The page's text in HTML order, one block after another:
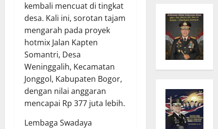
kembali mencuat di tingkat
desa. Kali ini, sorotan tajam
mengarah pada proyek
hotmix Jalan Kapten
Somantri, Desa
Weninggalih, Kecamatan
Jonggol, Kabupaten Bogor,
dengan nilai anggaran
mencapai Rp 377 juta lebih.
Lembaga Swadaya